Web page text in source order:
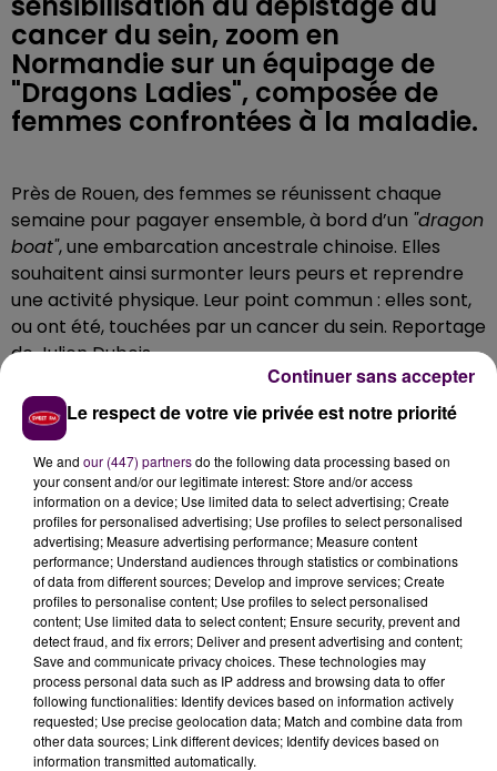
cancer du sein, zoom en
Normandie sur un équipage de
"Dragons Ladies", composée de
femmes confrontées à la maladie.
Près de Rouen, des femmes se réunissent chaque
semaine pour pagayer ensemble, à bord d’un "dragon
boat", une embarcation ancestrale chinoise. Elles
souhaitent ainsi surmonter leurs peurs et reprendre
une activité physique. Leur point commun : elles sont,
ou ont été, touchées par un cancer du sein. Reportage
de Julien Dubois.
Le respect de votre vie privée est notre priorité
We and our (447) partnersdo the following data processing based on
your consent and/or our legitimate interest: Store and/or access
information on a device; Use limited data to select advertising; Create
profiles for personalised advertising; Use profiles to select personalised
advertising; Measure advertising performance; Measure content
performance; Understand audiences through statistics or combinations
of data from different sources; Develop and improve services; Create
profiles to personalise content; Use profiles to select personalised
content; Use limited data to select content; Ensure security, prevent and
detect fraud, and fix errors; Deliver and present advertising and content;
Save and communicate privacy choices. These technologies may
process personal data such as IP address and browsing data to offer
following functionalities: Identify devices based on information actively
requested; Use precise geolocation data; Match and combine data from
other data sources; Link different devices; Identify devices based on
information transmitted automatically.
Continuer sans accepter